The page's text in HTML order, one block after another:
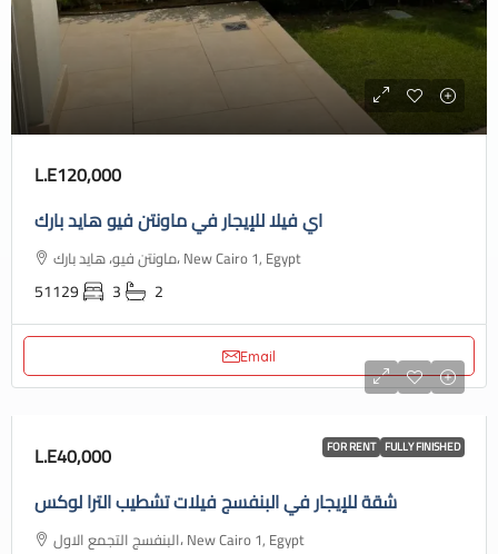
L.E120,000
اي فيلا للإيجار في ماونتن فيو هايد بارك
ماونتن فيو، هايد بارك، New Cairo 1, Egypt
51129 3 2
Email
FOR RENT FULLY FINISHED
L.E40,000
شقة للإيجار في البنفسج فيلات تشطيب الترا لوكس
البنفسج التجمع الاول، New Cairo 1, Egypt